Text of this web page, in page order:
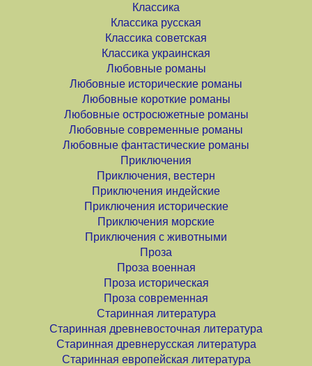
Классика
Классика русская
Классика советская
Классика украинская
Любовные романы
Любовные исторические романы
Любовные короткие романы
Любовные остросюжетные романы
Любовные современные романы
Любовные фантастические романы
Приключения
Приключения, вестерн
Приключения индейские
Приключения исторические
Приключения морские
Приключения с животными
Проза
Проза военная
Проза историческая
Проза современная
Старинная литература
Старинная древневосточная литература
Старинная древнерусская литература
Старинная европейская литература